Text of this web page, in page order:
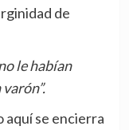
de
le habían
aquí se encierra